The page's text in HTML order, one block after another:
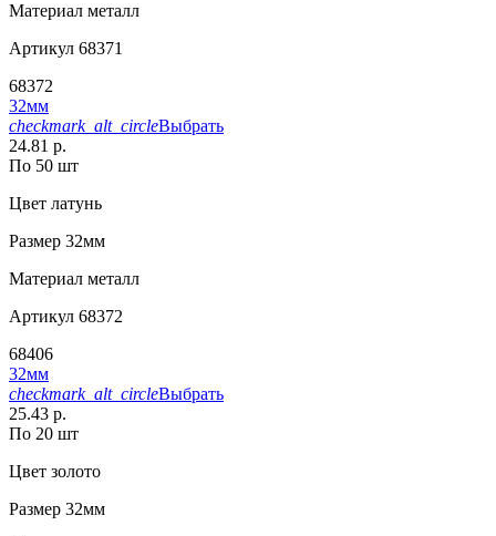
Материал металл
Артикул 68371
68372
32мм
checkmark_alt_circleВыбрать
24.81 р.
По 50 шт
Цвет латунь
Размер 32мм
Материал металл
Артикул 68372
68406
32мм
checkmark_alt_circleВыбрать
25.43 р.
По 20 шт
Цвет золото
Размер 32мм